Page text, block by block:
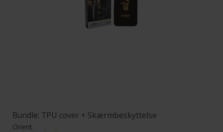
Bundle: TPU cover + Skærmbeskyttelse
Orient